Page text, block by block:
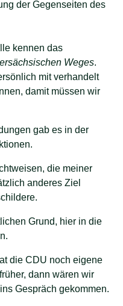
der Gegenseiten des
kennen das
Weges.
mit verhandelt
damit müssen wir
gab es in der
die meiner
anderes Ziel
Grund, hier in die
die CDU noch eigene
dann wären wir
Gespräch gekommen.